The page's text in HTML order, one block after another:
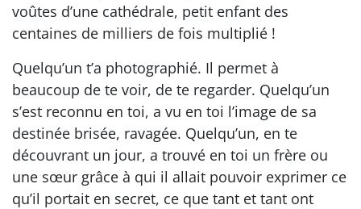
voûtes d’une cathédrale, petit enfant des
centaines de milliers de fois multiplié !
Quelqu’un t’a photographié. Il permet à
beaucoup de te voir, de te regarder. Quelqu’un
s’est reconnu en toi, a vu en toi l’image de sa
destinée brisée, ravagée. Quelqu’un, en te
découvrant un jour, a trouvé en toi un frère ou
une sœur grâce à qui il allait pouvoir exprimer ce
qu’il portait en secret, ce que tant et tant ont